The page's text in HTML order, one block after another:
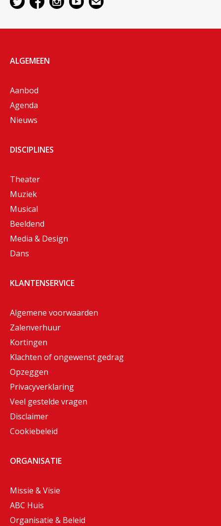
ALGEMEEN
Aanbod
Agenda
Nieuws
DISCIPLINES
Theater
Muziek
Musical
Beeldend
Media & Design
Dans
KLANTENSERVICE
Algemene voorwaarden
Zalenverhuur
Kortingen
Klachten of ongewenst gedrag
Opzeggen
Privacyverklaring
Veel gestelde vragen
Disclaimer
Cookiebeleid
ORGANISATIE
Missie & Visie
ABC Huis
Organisatie & Beleid